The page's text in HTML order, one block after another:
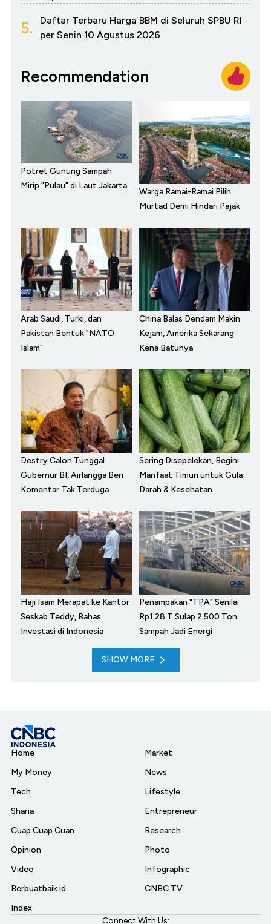
5.
Daftar Terbaru Harga BBM di Seluruh SPBU RI
per Senin 10 Agustus 2026
Recommendation
Potret Gunung Sampah
Mirip "Pulau" di Laut Jakarta
Warga Ramai-Ramai Pilih
Murtad Demi Hindari Pajak
Arab Saudi, Turki, dan
Pakistan Bentuk "NATO
Islam"
China Balas Dendam Makin
Kejam, Amerika Sekarang
Kena Batunya
Destry Calon Tunggal
Gubernur BI, Airlangga Beri
Komentar Tak Terduga
Sering Disepelekan, Begini
Manfaat Timun untuk Gula
Darah & Kesehatan
Haji Isam Merapat ke Kantor
Seskab Teddy, Bahas
Investasi di Indonesia
Penampakan "TPA" Senilai
Rp1,28 T Sulap 2.500 Ton
Sampah Jadi Energi
SHOW MORE
Home
My Money
Tech
Sharia
Cuap Cuap Cuan
Opinion
Video
Berbuatbaik.id
Index
Market
News
Lifestyle
Entrepreneur
Research
Photo
Infographic
CNBC TV
Connect With Us: